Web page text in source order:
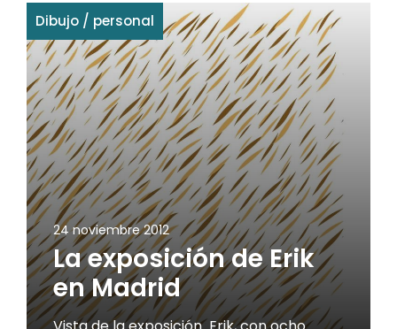
Dibujo / personal
24 noviembre 2012
La exposición de Erik
en Madrid